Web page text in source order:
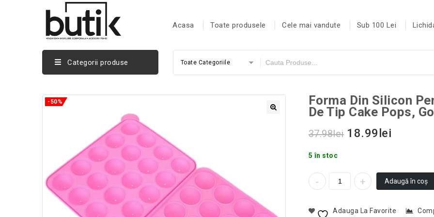
Acasa Toate produsele Cele mai vandute Sub 100 Lei
Categorii produse Toate Categoriile
-50%
Forma Din Silicon
De Tip Cake Pops,
37.98lei 18.99 lei
5 în stoc
Adaugă în coș
Adauga La Favorite